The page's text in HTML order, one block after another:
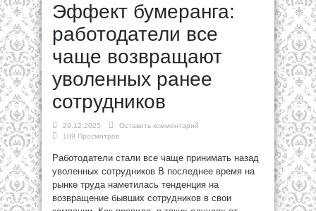
Эффект бумеранга:
работодатели все
чаще возвращают
уволенных ранее
сотрудников
29.12.2025
Оставить комментарий
109 Просмотров
Работодатели стали все чаще принимать назад
уволенных сотрудников В последнее время на
рынке труда наметилась тенденция на
возвращение бывших сотрудников в свои